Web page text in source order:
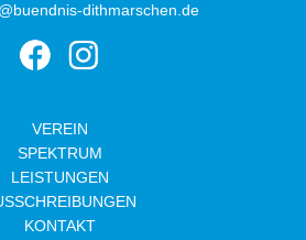
dithmarschen.de
VEREIN
SPEKTRUM
LEISTUNGEN
KONTAKT